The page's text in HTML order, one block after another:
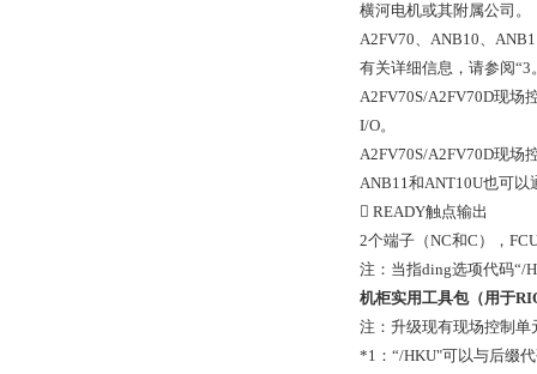
横河电机或其附属公司。
A2FV70、ANB10、
有关详细信息，请参阅
A2FV70S/A2FV70D现场
I/O。
A2FV70S/A2FV70D现场
ANB11和ANT10U也可以
 READY触点输出
2个端子（NC和C），
注：当指ding选项代码“/
机柜实用工具包（用于
注：升级现有现场控制单
*1：“/HKU"可以与后缀